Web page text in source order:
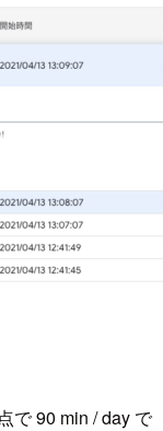
で 90 min / day で